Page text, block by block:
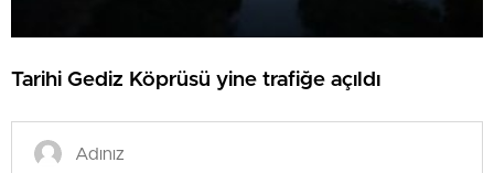
Tarihi Gediz Köprüsü yine trafiğe açıldı